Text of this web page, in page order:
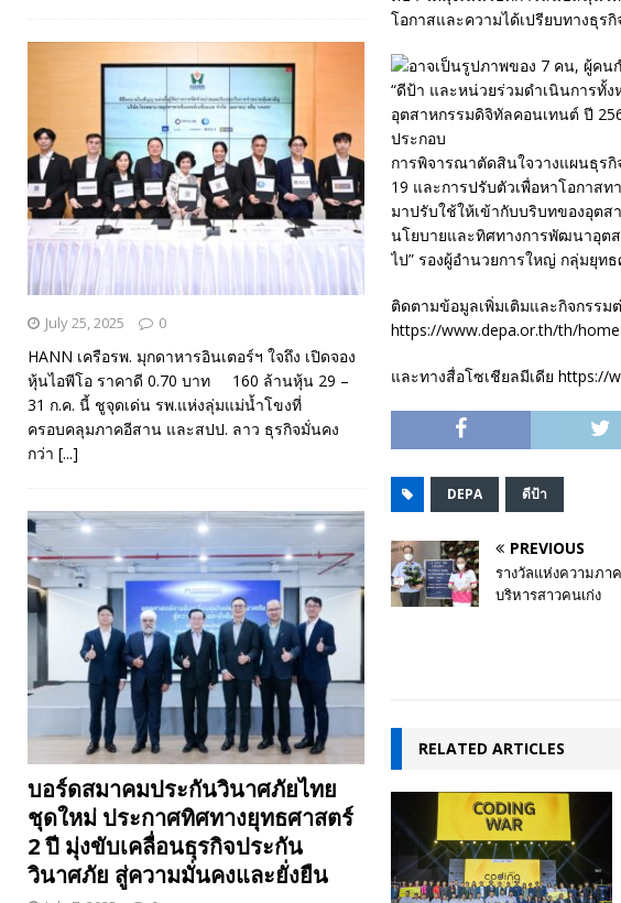
โอกาสและความได้เปรียบทางธุร
“ดีป้า และหน่วยร่วมดำเนินการทั้
อุตสาหกรรมดิจิทัลคอนเทนต์ ปี
ประกอบ
การพิจารณาตัดสินใจวางแผนธุร
19 และการปรับตัวเพื่อหาโอกาส
มาปรับใช้ให้เข้ากับบริบทของอุต
นโยบายและทิศทางการพัฒนาอุต
ไป” รองผู้อำนวยการใหญ่ กลุ่มยุท
ติดตามข้อมูลเพิ่มเติมและกิจกรรม
https://www.depa.or.th/th/home
และทางสื่อโซเชียลมีเดีย https://
DEPA ดีป้า
PREVIOUS
รางวัลแห่งความภา
บริหารสาวคนเก่ง
RELATED ARTICLES
July 25, 2025 0
HANN เครือรพ. มุกดาหารอินเตอร์ฯ ใจถึง เปิดจอง
หุ้นไอพีโอ ราคาดี 0.70 บาท 160 ล้านหุ้น 29 –
31 ก.ค. นี้ ชูจุดเด่น รพ.แห่งลุ่มแม่น้ำโขงที่
ครอบคลุมภาคอีสาน และสปป. ลาว ธุรกิจมั่นคง
กว่า [...]
บอร์ดสมาคมประกันวินาศภัยไทย
ชุดใหม่ ประกาศทิศทางยุทธศาสตร์
2 ปี มุ่งขับเคลื่อนธุรกิจประกัน
วินาศภัย สู่ความมั่นคงและยั่งยืน